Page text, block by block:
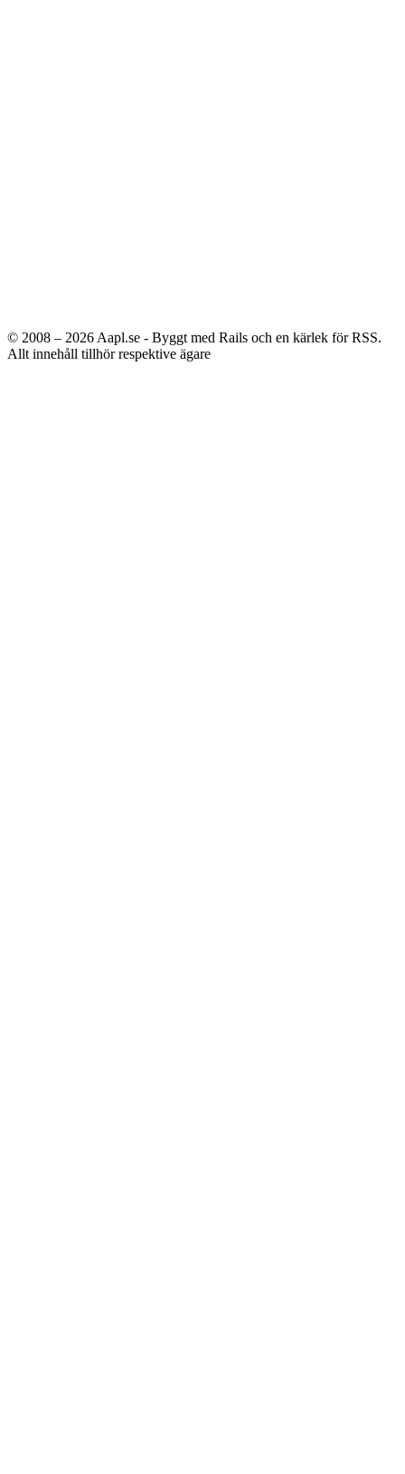
© 2008 – 2026 Aapl.se - Byggt med Rails och en kärlek för RSS.
Allt innehåll tillhör respektive ägare